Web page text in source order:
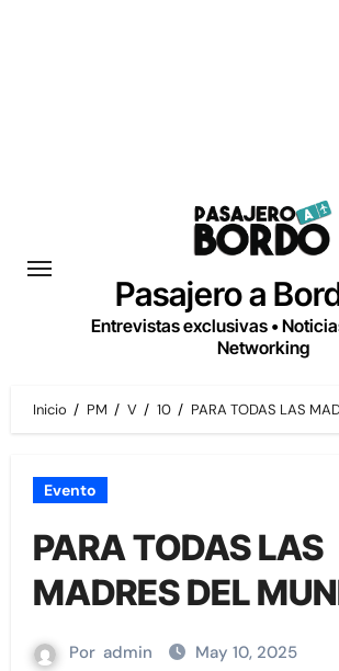
Pasajero a
Entrevistas exclusivas •
Networking
Inicio PM V 10 PARA TODAS LAS
Evento
PARA TODAS LAS
MADRES DEL
Por admin May 10, 2025